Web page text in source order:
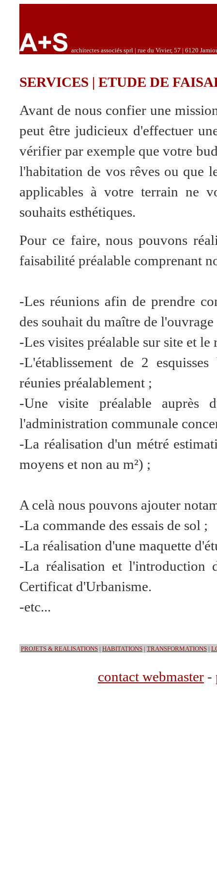
architectes associés sprl | rue du Vivier, 57 | 6120
SERVICES | ETUDE DE
Avant de nous confier une
peut être judicieux d'effectuer
vérifier par exemple que votre
l'habitation de vos rêves ou que
applicables à votre terrain ne
souhaits esthétiques.
Pour ce faire, nous pouvons
faisabilité préalable comprenant
-Les réunions afin de prendre
des souhait du maître de l'ouvrage
-Les visites préalable sur site et
-L'établissement de 2
réunies préalablement ;
-Une visite préalable auprès
l'administration communale
-La réalisation d'un métré
moyens et non au m²) ;
A celà nous pouvons ajouter
-La commande des essais de sol ;
-La réalisation d'une maquette
-La réalisation et l'introduction
Certificat d'Urbanisme.
-etc...
PROJETS & REALISATIONS | HABITATIONS | TRANSFORMATIONS |
contact webmaster -